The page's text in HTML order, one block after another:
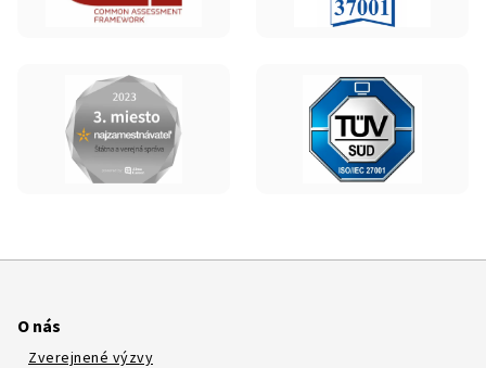
O nás
Zverejnené výzvy